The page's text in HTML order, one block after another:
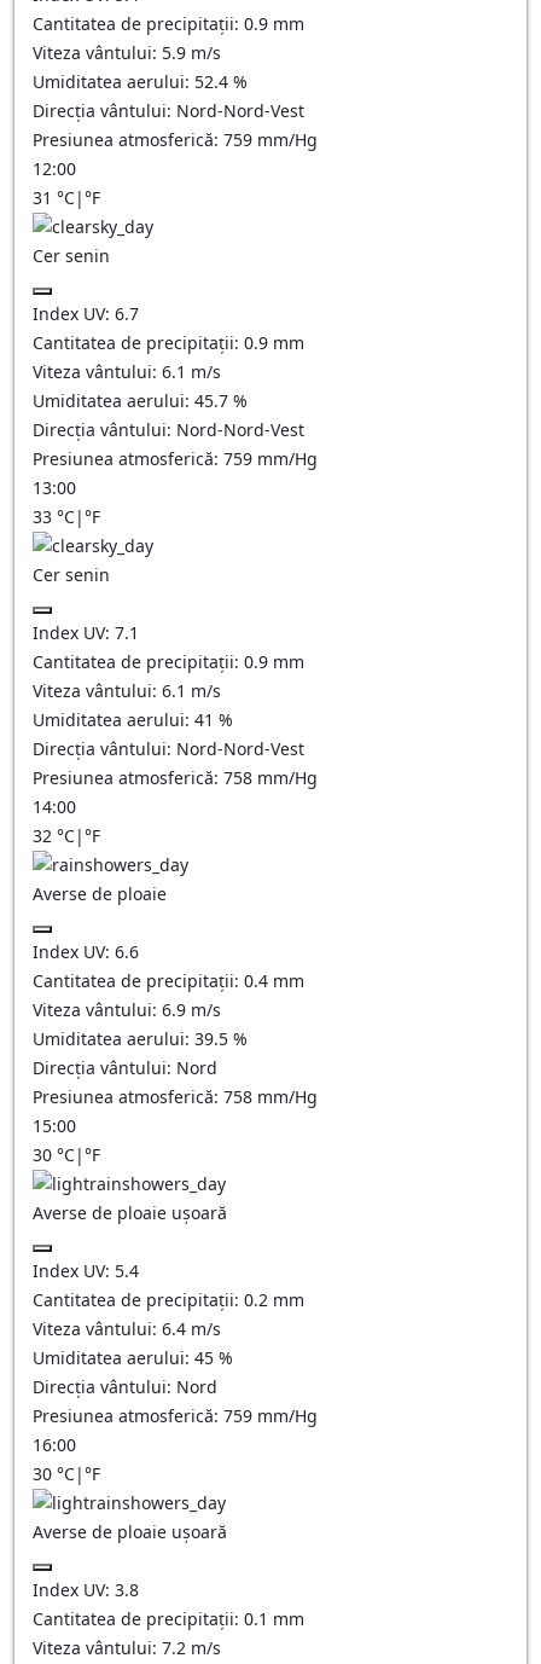
Cantitatea de precipitații: 0.9 mm
Viteza vântului: 5.9 m/s
Umiditatea aerului: 52.4 %
Direcția vântului: Nord-Nord-Vest
Presiunea atmosferică: 759 mm/Hg
12:00
31 °C|°F
Cer senin
Index UV: 6.7
Cantitatea de precipitații: 0.9 mm
Viteza vântului: 6.1 m/s
Umiditatea aerului: 45.7 %
Direcția vântului: Nord-Nord-Vest
Presiunea atmosferică: 759 mm/Hg
13:00
33 °C|°F
Cer senin
Index UV: 7.1
Cantitatea de precipitații: 0.9 mm
Viteza vântului: 6.1 m/s
Umiditatea aerului: 41 %
Direcția vântului: Nord-Nord-Vest
Presiunea atmosferică: 758 mm/Hg
14:00
32 °C|°F
Averse de ploaie
Index UV: 6.6
Cantitatea de precipitații: 0.4 mm
Viteza vântului: 6.9 m/s
Umiditatea aerului: 39.5 %
Direcția vântului: Nord
Presiunea atmosferică: 758 mm/Hg
15:00
30 °C|°F
Averse de ploaie ușoară
Index UV: 5.4
Cantitatea de precipitații: 0.2 mm
Viteza vântului: 6.4 m/s
Umiditatea aerului: 45 %
Direcția vântului: Nord
Presiunea atmosferică: 759 mm/Hg
16:00
30 °C|°F
Averse de ploaie ușoară
Index UV: 3.8
Cantitatea de precipitații: 0.1 mm
Viteza vântului: 7.2 m/s